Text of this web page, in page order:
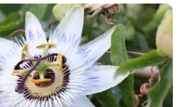
sie lange Freude bereitet, ...